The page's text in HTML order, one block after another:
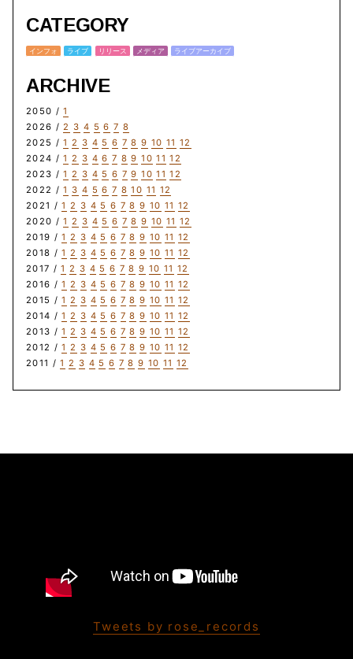
CATEGORY
インフォ ライブ リリース メディア ライブアーカイブ
ARCHIVE
2050 /1
2026 / 2 3 4 5 6 7 8
2025 /1 2 3 4 5 6 7 8 9 10 11 12
2024 /1 2 3 4 6 7 8 9 10 11 12
2023 /1 2 3 4 5 6 7 9 10 11 12
2022 /1 3 4 5 6 7 8 10 11 12
2021 /1 2 3 4 5 6 7 8 9 10 11 12
2020 /1 2 3 4 5 6 7 8 9 10 11 12
2019 /1 2 3 4 5 6 7 8 9 10 11 12
2018 /1 2 3 4 5 6 7 8 9 10 11 12
2017 /1 2 3 4 5 6 7 8 9 10 11 12
2016 /1 2 3 4 5 6 7 8 9 10 11 12
2015 /1 2 3 4 5 6 7 8 9 10 11 12
2014 /1 2 3 4 5 6 7 8 9 10 11 12
2013 /1 2 3 4 5 6 7 8 9 10 11 12
2012 /1 2 3 4 5 6 7 8 9 10 11 12
2011 /1 2 3 4 5 6 7 8 9 10 11 12
Tweets by rose_records